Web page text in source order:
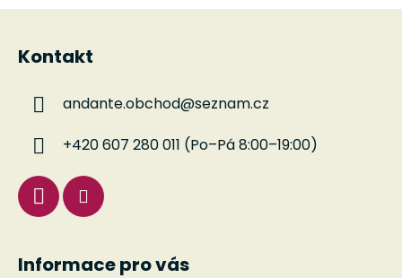
Z
Kontakt
andante.obchod@seznam.cz
+420 607 280 011 (Po–Pá 8:00–19:00)
Informace pro vás